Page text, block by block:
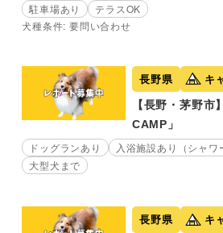
駐車場あり
テラスOK
犬種条件: 要問い合わせ
長野県 キ
【長野・茅野市
CAMP」
ドッグランあり 入浴施設あり（シャワ
大型犬まで
長野県 キ